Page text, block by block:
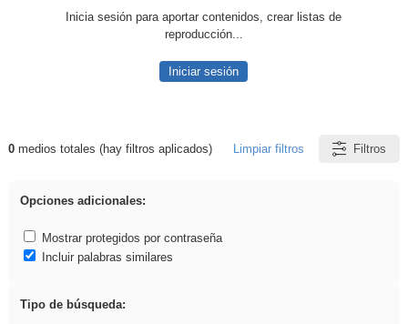
Inicia sesión para aportar contenidos, crear listas de
reproducción...
Iniciar sesión
Resultados de: nonius
0medios totales (hay filtros aplicados) Limpiar filtros Filtros
Opciones adicionales:
Mostrar protegidos por contraseña
Incluir palabras similares
Tipo de búsqueda: